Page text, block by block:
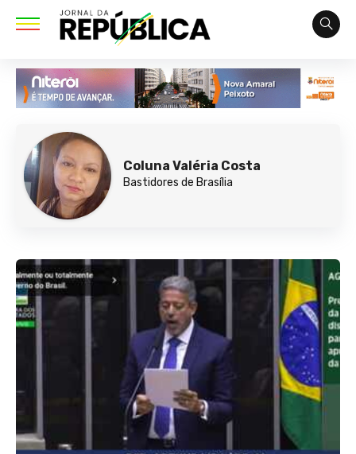
Coluna Valéria Costa
Bastidores de Brasília